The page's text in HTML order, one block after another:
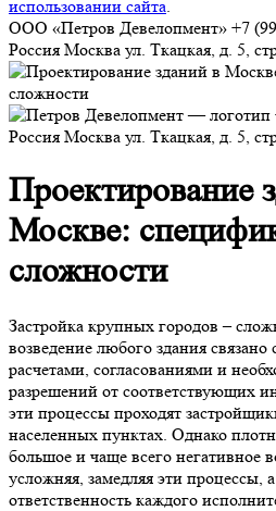
использовании сайта.
ООО «Петров Девелопмент» +7
Россия Москва ул. Ткацкая, д. 5,
Россия Москва ул. Ткацкая, д. 5,
Проектирование
Москве:
сложности
Застройка крупных городов –
возведение любого здания
расчетами, согласованиями и
разрешений от соответствующих
эти процессы проходят
населенных пунктах. Однако
большое и чаще всего негативное
усложняя, замедляя эти процессы,
ответственность каждого